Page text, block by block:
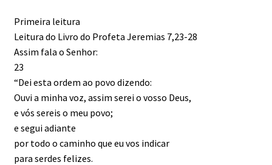
Primeira leitura
Leitura do Livro do Profeta Jeremias 7,23-28
Assim fala o Senhor:
23
“Dei esta ordem ao povo dizendo:
Ouvi a minha voz, assim serei o vosso Deus,
e vós sereis o meu povo;
e segui adiante
por todo o caminho que eu vos indicar
para serdes felizes.